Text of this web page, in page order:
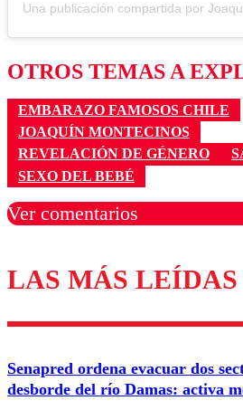
OTROS TEMAS A
EMBARAZO FAMOSOS CHILE
JOAQUÍN MONTECINOS
REVELACIÓN DE GÉNERO
SEXO DEL BEBÉ
Ver comentarios
Los comentarios son
diálogo
Correo
LAS MÁS LEÍDAS
Senapred ordena evacuar dos
desborde del río Damas: activa